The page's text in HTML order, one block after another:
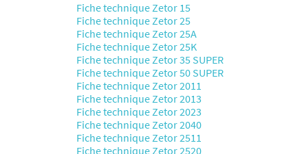
Fiche technique Zetor 15
Fiche technique Zetor 25
Fiche technique Zetor 25A
Fiche technique Zetor 25K
Fiche technique Zetor 35 SUPER
Fiche technique Zetor 50 SUPER
Fiche technique Zetor 2011
Fiche technique Zetor 2013
Fiche technique Zetor 2023
Fiche technique Zetor 2040
Fiche technique Zetor 2511
Fiche technique Zetor 2520